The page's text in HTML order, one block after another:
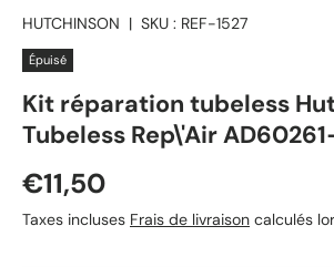
HUTCHINSON | SKU : REF-1527
Épuisé
Kit réparation tubeless
Tubeless Rep\'Air
Prix habituel
€11,50
Taxes incluses Frais de livraison calculés